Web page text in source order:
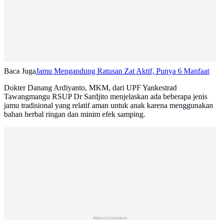
Baca JugaJamu Mengandung Ratusan Zat Aktif, Punya 6 Manfaat
Dokter Danang Ardiyanto, MKM, dari UPF Yankestrad
Tawangmangu RSUP Dr Sardjito menjelaskan ada beberapa jenis
jamu tradisional yang relatif aman untuk anak karena menggunakan
bahan herbal ringan dan minim efek samping.
Advertisement